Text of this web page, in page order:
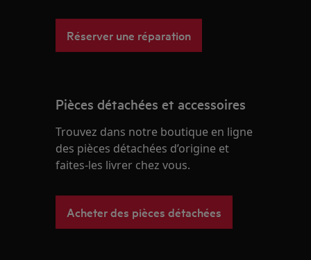
Réserver une réparation
Pièces détachées et accessoires
Trouvez dans notre boutique en ligne
des pièces détachées d’origine et
faites-les livrer chez vous.
Acheter des pièces détachées